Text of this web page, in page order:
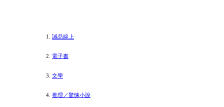
誠品線上
電子書
文學
推理／驚悚小說